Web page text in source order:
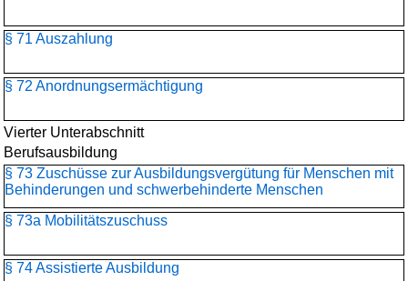
§ 71 Auszahlung
§ 72 Anordnungsermächtigung
Vierter Unterabschnitt
Berufsausbildung
§ 73 Zuschüsse zur Ausbildungsvergütung für Menschen mit
Behinderungen und schwerbehinderte Menschen
§ 73a Mobilitätszuschuss
§ 74 Assistierte Ausbildung